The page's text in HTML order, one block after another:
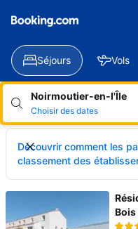
Séjours Vols
Noirmoutier-en-l'Île
Choisir des dates
Découvrir comment les
classement des
Bois